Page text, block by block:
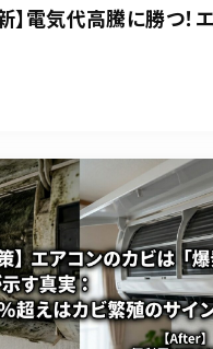
】電気代高騰に勝つ！